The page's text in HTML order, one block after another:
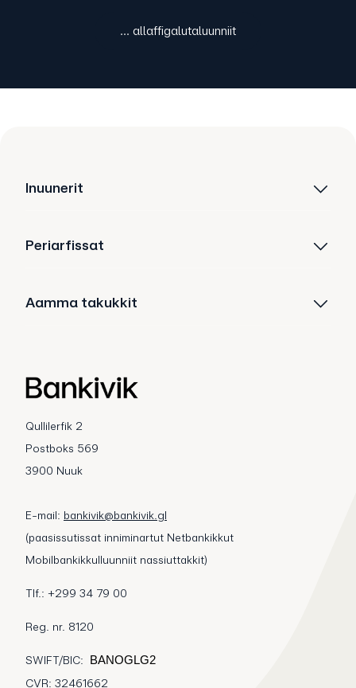
... allaffigalutaluunniit
Inuunerit
Periarfissat
Aamma takukkit
Qullilerfik 2
Postboks 569
3900 Nuuk
E-mail: bankivik@bankivik.gl
(paasissutissat inniminartut Netbankikkut
Mobilbankikkulluunniit nassiuttakkit)
Tlf.: +299 34 79 00
Reg. nr. 8120
SWIFT/BIC:
BANOGLG2
CVR: 32461662